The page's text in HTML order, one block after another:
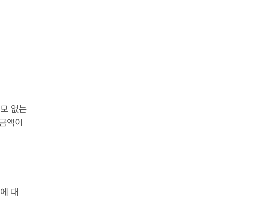
없는
액이
대